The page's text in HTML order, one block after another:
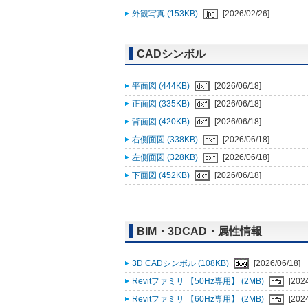
外観写真 (153KB) [2026/02/26]
CADシンボル
平面図 (444KB)
[2026/06/18]
正面図 (335KB)
[2026/06/18]
背面図 (420KB)
[2026/06/18]
右側面図 (338KB)
[2026/06/18]
左側面図 (328KB)
[2026/06/18]
下面図 (452KB)
[2026/06/18]
BIM・3DCAD・属性情報
3D CADシンボル (108KB)
[2026/06/18]
Revitファミリ 【50Hz専用】 (2MB)
Revitファミリ 【60Hz専用】 (2MB)